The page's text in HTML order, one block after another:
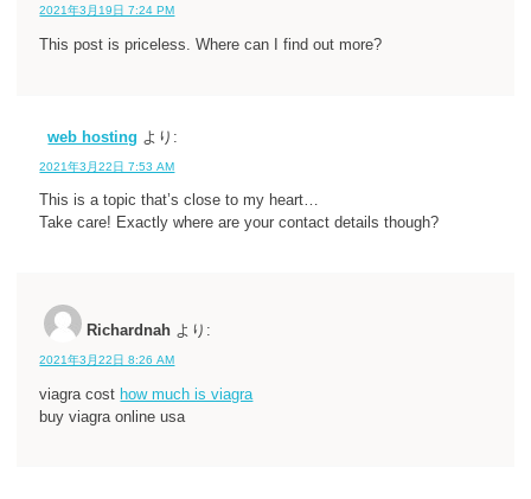
2021年3月19日 7:24 PM
This post is priceless. Where can I find out more?
web hosting より:
2021年3月22日 7:53 AM
This is a topic that’s close to my heart…
Take care! Exactly where are your contact details though?
Richardnah より:
2021年3月22日 8:26 AM
viagra cost how much is viagra
buy viagra online usa